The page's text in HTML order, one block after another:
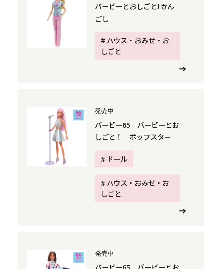
バービーとおしごと! かん
ごし
# ハウス・おみせ・お
しごと
発売中
バービー65​ バービーとお
しごと！ ポップスター​
# ドール
# ハウス・おみせ・お
しごと
発売中
バービー65 バービーとお